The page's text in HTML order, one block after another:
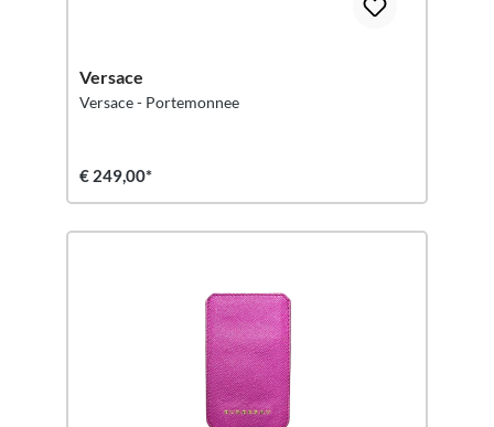
Versace
Versace - Portemonnee
€ 249,00*